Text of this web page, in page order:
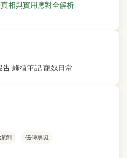
相與實用應對全解析
告 綠植筆記 寵奴日常
劑 磁磚黑斑